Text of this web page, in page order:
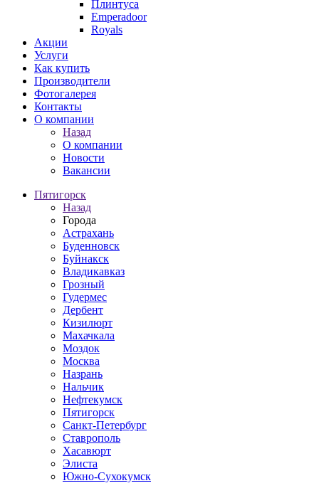
Плинтуса
Emperadoor
Royals
Акции
Услуги
Как купить
Производители
Фотогалерея
Контакты
О компании
Назад
О компании
Новости
Вакансии
Пятигорск
Назад
Города
Астрахань
Буденновск
Буйнакск
Владикавказ
Грозный
Гудермес
Дербент
Кизилюрт
Махачкала
Моздок
Москва
Назрань
Нальчик
Нефтекумск
Пятигорск
Санкт-Петербург
Ставрополь
Хасавюрт
Элиста
Южно-Сухокумск